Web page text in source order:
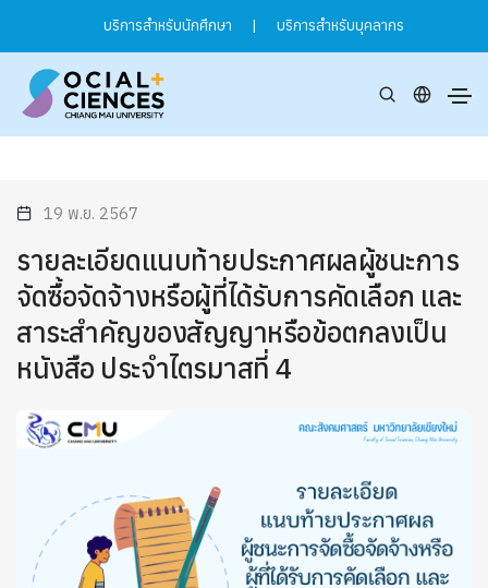
บริการสำหรับนักศึกษา | บริการสำหรับบุคลากร
19 พ.ย. 2567
รายละเอียดแนบท้ายประกาศผลผู้ชนะการ
จัดซื้อจัดจ้างหรือผู้ที่ได้รับการคัดเลือก และ
สาระสำคัญของสัญญาหรือข้อตกลงเป็น
หนังสือ ประจำไตรมาสที่ 4